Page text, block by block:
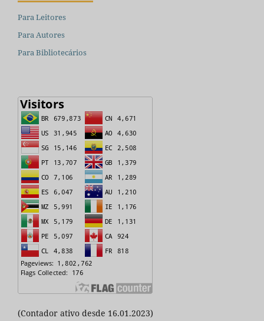
Para Leitores
Para Autores
Para Bibliotecários
(Contador ativo desde 16.01.2023)